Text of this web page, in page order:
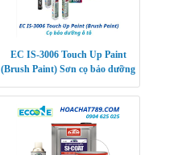
EC IS-3006 Touch Up Paint
(Brush Paint) Sơn cọ bảo dưỡng